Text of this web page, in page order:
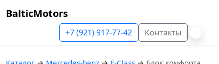
BalticMotors
+7 (921) 917-77-42 Контакты